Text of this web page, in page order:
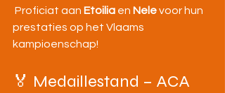
Proficiat aan Etoilia en Nele voor hun
prestaties op het Vlaams
kampioenschap!
🏅 Medaillestand – ACA